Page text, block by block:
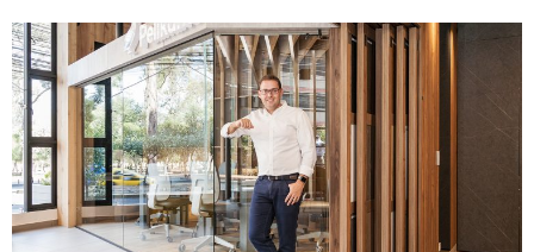
Alexandra Bedoya – La Constancia detrás de La Paletería